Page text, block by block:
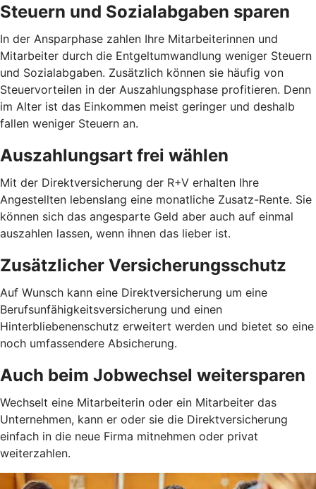
Steuern und Sozialabgaben sparen
In der Ansparphase zahlen Ihre Mitarbeiterinnen und
Mitarbeiter durch die Entgeltumwandlung weniger Steuern
und Sozialabgaben. Zusätzlich können sie häufig von
Steuervorteilen in der Auszahlungsphase profitieren. Denn
im Alter ist das Einkommen meist geringer und deshalb
fallen weniger Steuern an.
Auszahlungsart frei wählen
Mit der Direktversicherung der R+V erhalten Ihre
Angestellten lebenslang eine monatliche Zusatz-Rente. Sie
können sich das angesparte Geld aber auch auf einmal
auszahlen lassen, wenn ihnen das lieber ist.
Zusätzlicher Versicherungsschutz
Auf Wunsch kann eine Direktversicherung um eine
Berufsunfähigkeitsversicherung und einen
Hinterbliebenenschutz erweitert werden und bietet so eine
noch umfassendere Absicherung.
Auch beim Jobwechsel weitersparen
Wechselt eine Mitarbeiterin oder ein Mitarbeiter das
Unternehmen, kann er oder sie die Direktversicherung
einfach in die neue Firma mitnehmen oder privat
weiterzahlen.